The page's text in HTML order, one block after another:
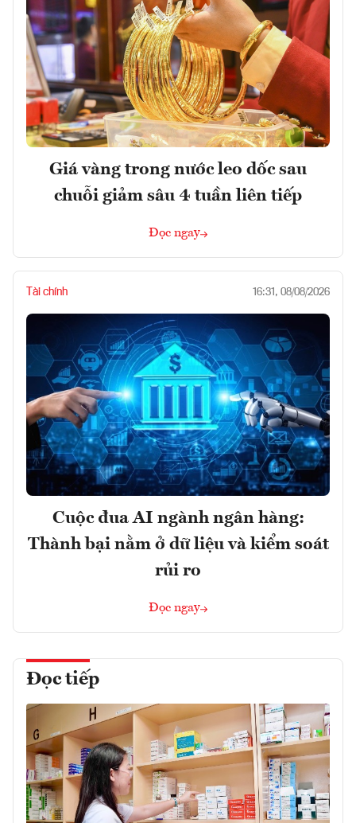
Giá vàng trong nước leo dốc sau
chuỗi giảm sâu 4 tuần liên tiếp
Đọc ngay
Tài chính 16:31, 08/08/2026
Cuộc đua AI ngành ngân hàng:
Thành bại nằm ở dữ liệu và kiểm soát
rủi ro
Đọc ngay
Đọc tiếp